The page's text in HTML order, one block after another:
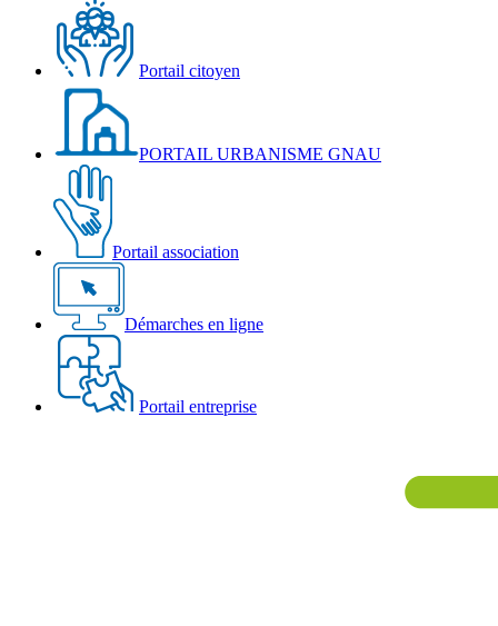
Portail citoyen
PORTAIL URBANISME GNAU
Portail association
Démarches en ligne
Portail entreprise